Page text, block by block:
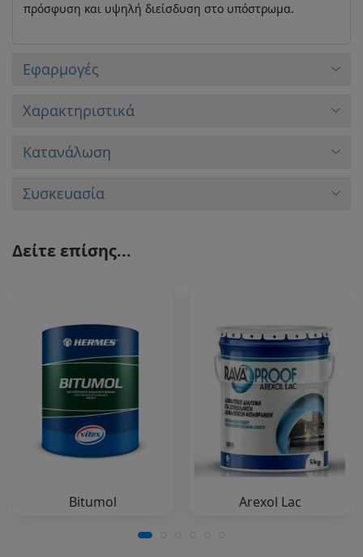
πρόσφυση και υψηλή διείσδυση στο υπόστρωμα.
Εφαρμογές
Xαρακτηριστικά
Κατανάλωση
Συσκευασία
Δείτε επίσης...
Bitumol Arexol Lac